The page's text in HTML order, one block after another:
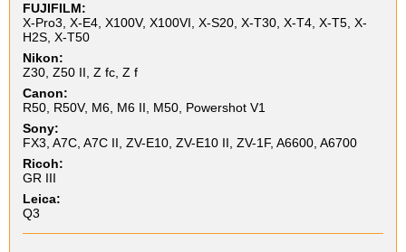
FUJIFILM:
X-Pro3, X-E4, X100V, X100VI, X-S20, X-T30, X-T4, X-T5, X-
H2S, X-T50
Nikon:
Z30, Z50 II, Z fc, Z f
Canon:
R50, R50V, M6, M6 II, M50, Powershot V1
Sony:
FX3, A7C, A7C II, ZV-E10, ZV-E10 II, ZV-1F, A6600, A6700
Ricoh:
GR III
Leica:
Q3